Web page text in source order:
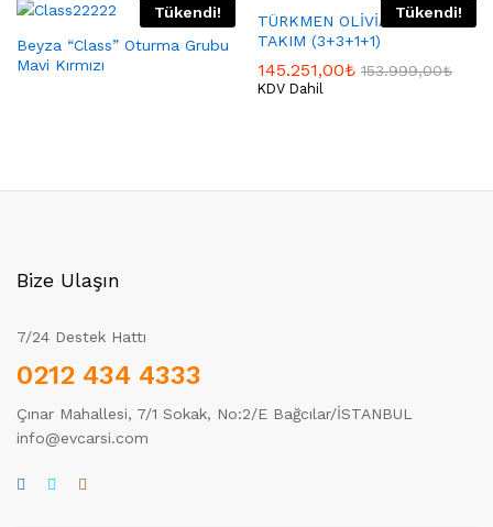
Tükendi!
Beyza “Class” Oturma Grubu
Mavi Kırmızı
Tükendi!
TÜRKMEN OLİVİA MAKSİ
TAKIM (3+3+1+1)
145.251,00₺ 153.999,00₺
KDV Dahil
Bize Ulaşın
7/24 Destek Hattı
0212 434 4333
Çınar Mahallesi, 7/1 Sokak, No:2/E Bağcılar/İSTANBUL
info@evcarsi.com